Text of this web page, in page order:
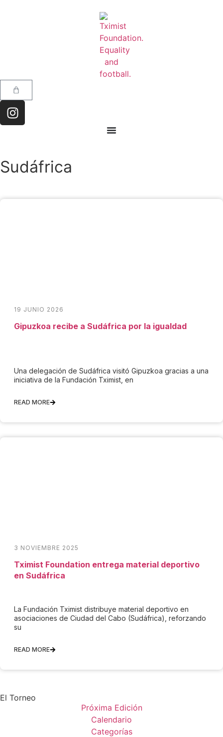
Sudáfrica
19 JUNIO 2026
Gipuzkoa recibe a Sudáfrica por la igualdad
Una delegación de Sudáfrica visitó Gipuzkoa gracias a una
iniciativa de la Fundación Tximist, en
READ MORE
3 NOVIEMBRE 2025
Tximist Foundation entrega material deportivo
en Sudáfrica
La Fundación Tximist distribuye material deportivo en
asociaciones de Ciudad del Cabo (Sudáfrica), reforzando
su
READ MORE
El Torneo
Próxima Edición
Calendario
Categorías